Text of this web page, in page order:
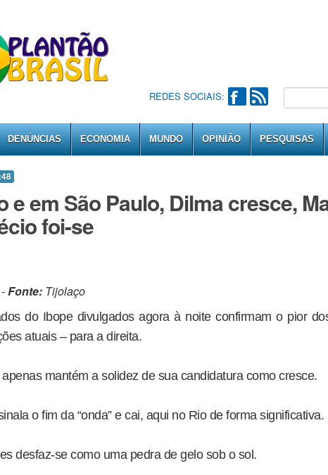
REDES SOCIAIS:
DENÚNCIAS ECONOMIA MUNDO OPINIÃO PESQUISAS
e em São Paulo, Dilma cresce,
foi-se
Fonte: Tijolaço
do Ibope divulgados agora à noite confirmam o pior
atuais – para a direita.
mantém a solidez de sua candidatura como cresce.
o fim da “onda” e cai, aqui no Rio de forma significativa.
desfaz-se como uma pedra de gelo sob o sol.